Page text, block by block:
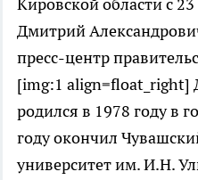
Кировской области с
Дмитрий
пресс-центр
[img:1 align=float_right]
родился в 1978 году в
году окончил
университет им. И.Н.